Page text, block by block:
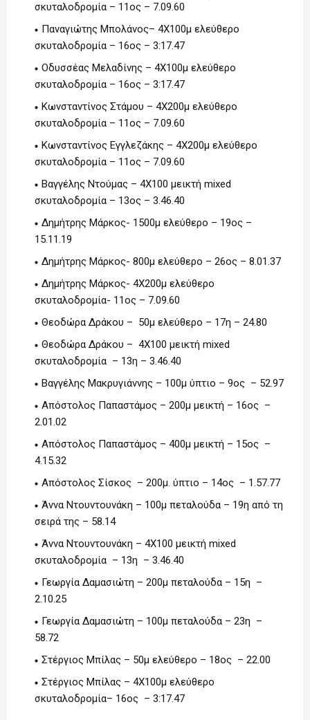
σκυταλοδρομία – 11ος – 7.09.60
Παναγιώτης Μπολάνος– 4Χ100μ ελεύθερο
σκυταλοδρομία – 16ος – 3:17.47
Οδυσσέας Μελαδίνης – 4Χ100μ ελεύθερο
σκυταλοδρομία – 16ος – 3:17.47
Κωνσταντίνος Στάμου – 4Χ200μ ελεύθερο
σκυταλοδρομία – 11ος – 7.09.60
Κωνσταντίνος Εγγλεζάκης – 4Χ200μ ελεύθερο
σκυταλοδρομία – 11ος – 7.09.60
Βαγγέλης Ντούμας – 4Χ100 μεικτή mixed
σκυταλοδρομία – 13ος – 3.46.40
Δημήτρης Μάρκος- 1500μ ελεύθερο – 19ος –
15.11.19
Δημήτρης Μάρκος- 800μ ελεύθερο – 26ος – 8.01.37
Δημήτρης Μάρκος- 4Χ200μ ελεύθερο
σκυταλοδρομία- 11ος – 7.09.60
Θεοδώρα Δράκου – 50μ ελεύθερο – 17η – 24.80
Θεοδώρα Δράκου – 4Χ100 μεικτή mixed
σκυταλοδρομία – 13η – 3.46.40
Βαγγέλης Μακρυγιάννης – 100μ ύπτιο – 9ος – 52.97
Απόστολος Παπαστάμος – 200μ μεικτή – 16ος –
2.01.02
Απόστολος Παπαστάμος – 400μ μεικτή – 15ος –
4.15.32
Απόστολος Σίσκος – 200μ. ύπτιο – 14ος – 1.57.77
Άννα Ντουντουνάκη – 100μ πεταλούδα – 19η από τη
σειρά της – 58.14
Άννα Ντουντουνάκη – 4Χ100 μεικτή mixed
σκυταλοδρομία – 13η – 3.46.40
Γεωργία Δαμασιώτη – 200μ πεταλούδα – 15η –
2.10.25
Γεωργία Δαμασιώτη – 100μ πεταλούδα – 23η –
58.72
Στέργιος Μπίλας – 50μ ελεύθερο – 18ος – 22.00
Στέργιος Μπίλας – 4Χ100μ ελεύθερο
σκυταλοδρομία– 16ος – 3:17.47